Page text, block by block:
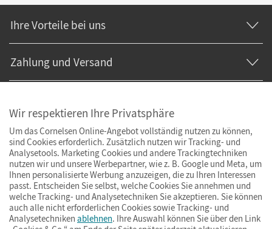
Ihre Vorteile bei uns
Zahlung und Versand
Wir respektieren Ihre Privatsphäre
Um das Cornelsen Online-Angebot vollständig nutzen zu können,
sind Cookies erforderlich. Zusätzlich nutzen wir Tracking- und
Analysetools. Marketing Cookies und andere Trackingtechniken
nutzen wir und unsere Werbepartner, wie z. B. Google und Meta, um
Ihnen personalisierte Werbung anzuzeigen, die zu Ihren Interessen
passt. Entscheiden Sie selbst, welche Cookies Sie annehmen und
welche Tracking- und Analysetechniken Sie akzeptieren. Sie können
auch alle nicht erforderlichen Cookies sowie Tracking- und
Analysetechniken ablehnen. Ihre Auswahl können Sie über den Link